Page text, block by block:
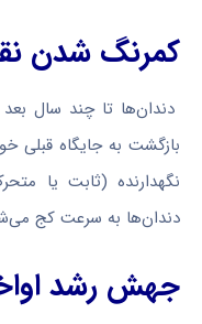
کمرنگ شدن
دندان‌ها تا چند سال
بازگشت به جایگاه قبلی
نگهدارنده (ثابت یا
دندان‌ها به سرعت کج
جهش رشد